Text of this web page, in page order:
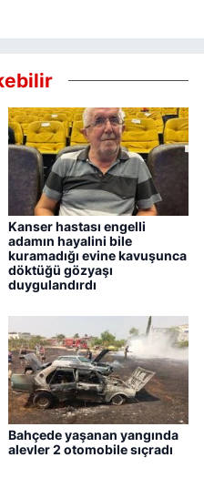
Kanser hastası engelli
adamın hayalini bile
kuramadığı evine kavuşunca
döktüğü gözyaşı
duygulandırdı
Bahçede yaşanan yangında
alevler 2 otomobile sıçradı